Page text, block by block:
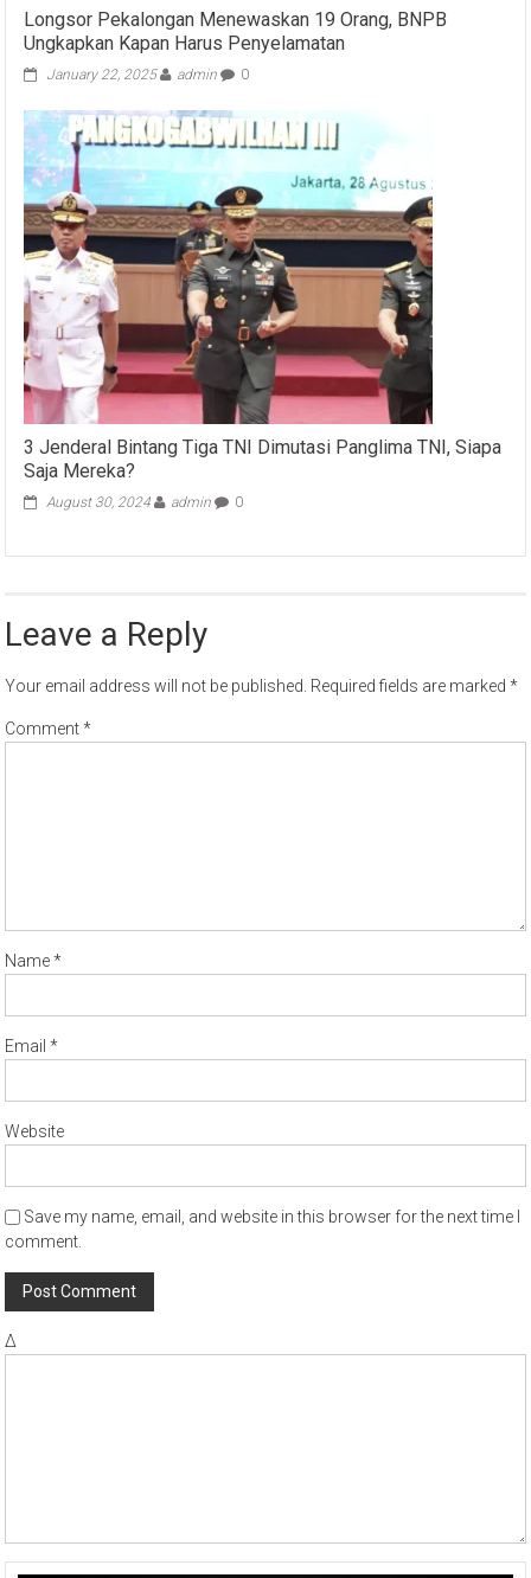
Longsor Pekalongan Menewaskan 19 Orang, BNPB
Ungkapkan Kapan Harus Penyelamatan
January 22, 2025 admin 0
3 Jenderal Bintang Tiga TNI Dimutasi Panglima TNI, Siapa
Saja Mereka?
August 30, 2024 admin 0
Leave a Reply
Your email address will not be published. Required fields are marked*
Comment*
Name*
Email*
Website
Save my name, email, and website in this browser for the next time I
comment.
Δ